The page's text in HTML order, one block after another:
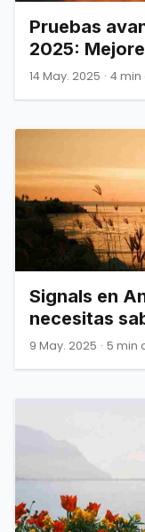
Pruebas
2025:
unitarias y
14 May. 2025 · 4
Signals en
necesitas
9 May. 2025 · 5 min